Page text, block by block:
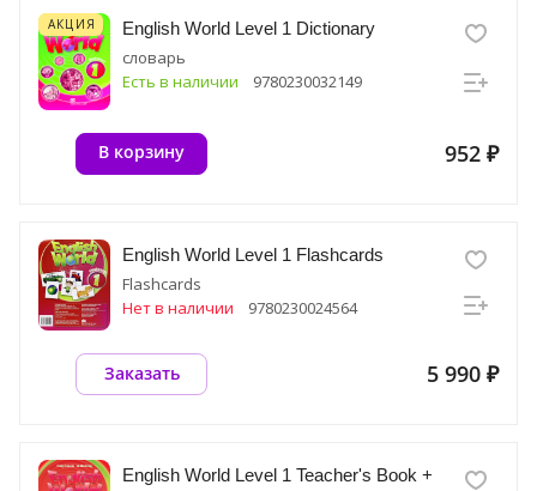
АКЦИЯ English World Level 1 Dictionary
словарь
Есть в наличии
9780230032149
952 ₽
В корзину
English World Level 1 Flashcards
Flashcards
Нет в наличии
9780230024564
5 990 ₽
Заказать
English World Level 1 Teacher's Book +